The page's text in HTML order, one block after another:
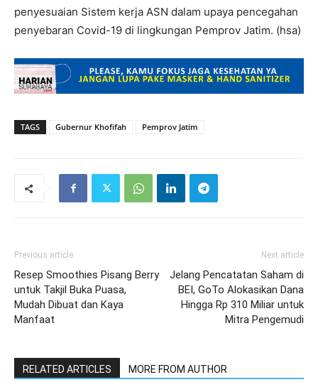
penyesuaian Sistem kerja ASN dalam upaya pencegahan
penyebaran Covid-19 di lingkungan Pemprov Jatim. (hsa)
TAGS Gubernur Khofifah Pemprov Jatim
Previous article
Resep Smoothies Pisang Berry
untuk Takjil Buka Puasa,
Mudah Dibuat dan Kaya
Manfaat
Next article
Jelang Pencatatan Saham di
BEI, GoTo Alokasikan Dana
Hingga Rp 310 Miliar untuk
Mitra Pengemudi
RELATED ARTICLES MORE FROM AUTHOR